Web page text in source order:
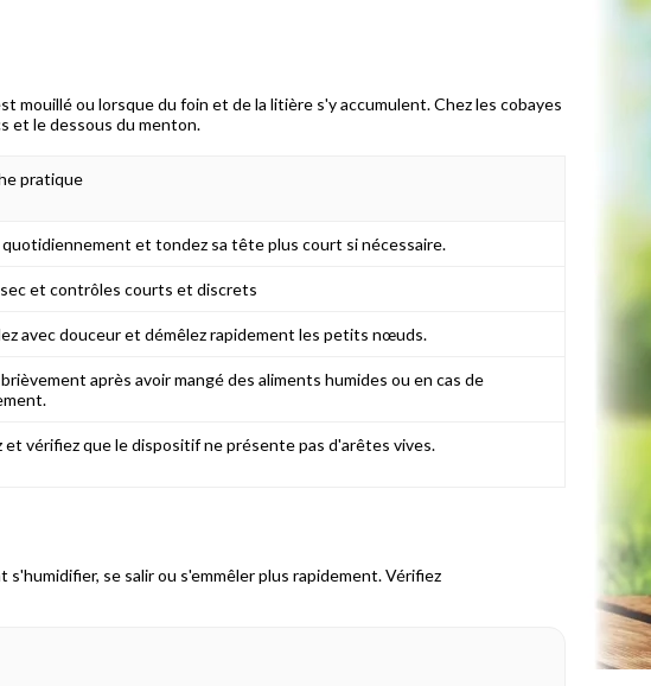
ou lorsque du foin et de la litière s'y accumulent. Chez les cobayes
et le dessous du menton.
pratique
et tondez sa tête plus court si nécessaire.
et contrôles courts et discrets
avec douceur et démêlez rapidement les petits nœuds.
après avoir mangé des aliments humides ou en cas de
et vérifiez que le dispositif ne présente pas d'arêtes vives.
se salir ou s'emmêler plus rapidement. Vérifiez